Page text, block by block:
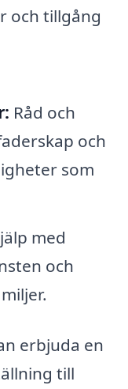
och tillgång
Råd och
och
som
med
och
erbjuda en
till